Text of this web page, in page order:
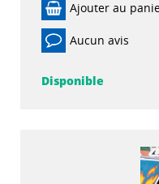
Ajouter au
Aucun avis
Disponible